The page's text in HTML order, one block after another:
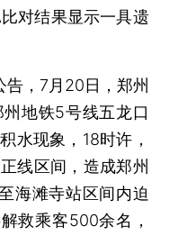
对结果显示一具遗
告，7月20日，郑州
地铁5号线五龙口
水现象，18时许，
线区间，造成郑州
海滩寺站区间内迫
救乘客500余名，